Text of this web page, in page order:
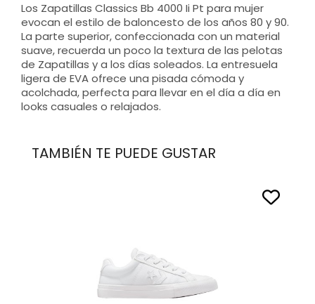
Los Zapatillas Classics Bb 4000 Ii Pt para mujer
evocan el estilo de baloncesto de los años 80 y 90.
La parte superior, confeccionada con un material
suave, recuerda un poco la textura de las pelotas
de Zapatillas y a los días soleados. La entresuela
ligera de EVA ofrece una pisada cómoda y
acolchada, perfecta para llevar en el día a día en
looks casuales o relajados.
TAMBIÉN TE PUEDE GUSTAR